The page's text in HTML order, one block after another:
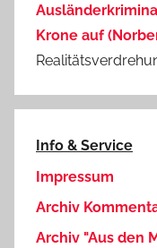
Krone auf
Info & Service
Impressum
Archiv
Archiv "Aus den